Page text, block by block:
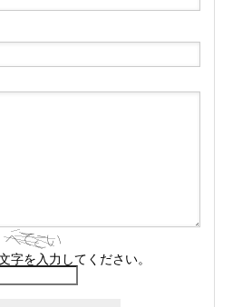
字を入力してください。